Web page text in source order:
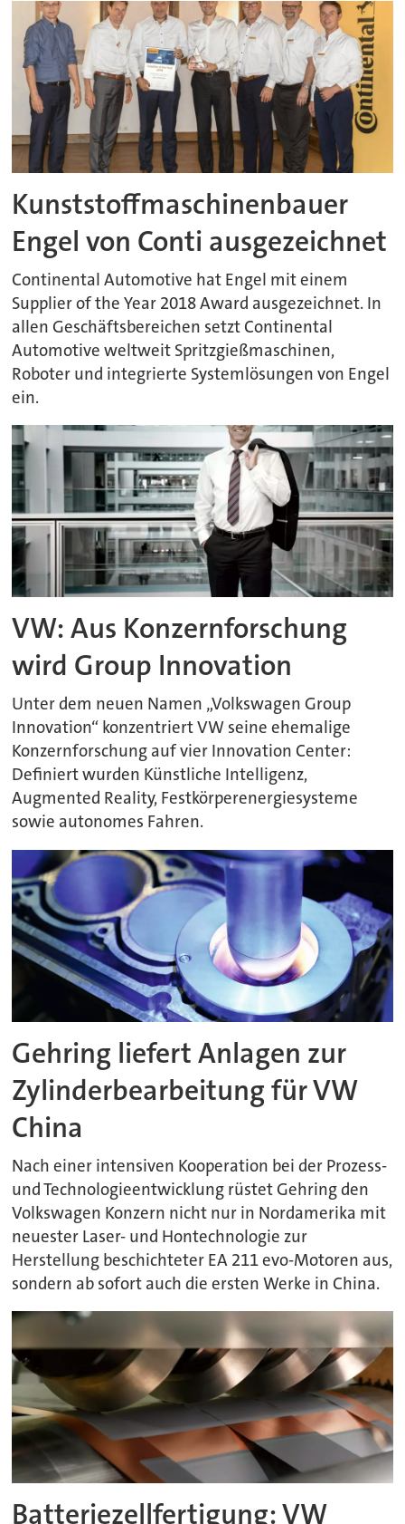
Kunststoffmaschinenbauer
Engel von Conti ausgezeichnet
Continental Automotive hat Engel mit einem
Supplier of the Year 2018 Award ausgezeichnet. In
allen Geschäftsbereichen setzt Continental
Automotive weltweit Spritzgießmaschinen,
Roboter und integrierte Systemlösungen von Engel
ein.
VW: Aus Konzernforschung
wird Group Innovation
Unter dem neuen Namen „Volkswagen Group
Innovation“ konzentriert VW seine ehemalige
Konzernforschung auf vier Innovation Center:
Definiert wurden Künstliche Intelligenz,
Augmented Reality, Festkörperenergiesysteme
sowie autonomes Fahren.
Gehring liefert Anlagen zur
Zylinderbearbeitung für VW
China
Nach einer intensiven Kooperation bei der Prozess-
und Technologieentwicklung rüstet Gehring den
Volkswagen Konzern nicht nur in Nordamerika mit
neuester Laser- und Hontechnologie zur
Herstellung beschichteter EA 211 evo-Motoren aus,
sondern ab sofort auch die ersten Werke in China.
Batteriezellfertigung: VW